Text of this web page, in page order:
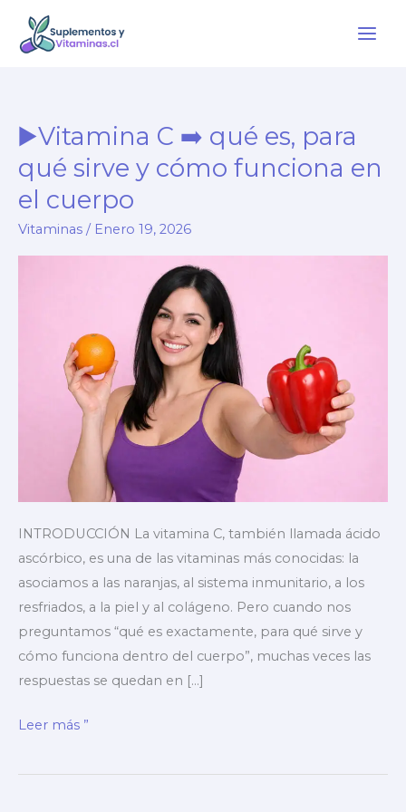
▶️Vitamina C ➡️ qué es, para
qué sirve y cómo funciona en
el cuerpo
Vitaminas / Enero 19, 2026
INTRODUCCIÓN La vitamina C, también llamada ácido
ascórbico, es una de las vitaminas más conocidas: la
asociamos a las naranjas, al sistema inmunitario, a los
resfriados, a la piel y al colágeno. Pero cuando nos
preguntamos “qué es exactamente, para qué sirve y
cómo funciona dentro del cuerpo”, muchas veces las
respuestas se quedan en […]
▶️Vitamina
➡️
Leer más ”